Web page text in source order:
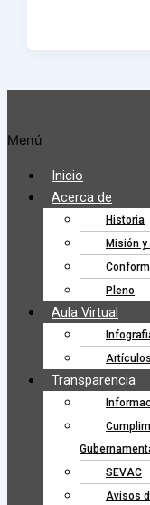
Menú
Inicio
Acerca de
Historia
Misión y
Pleno
Aula Virtual
Transparencia
SEVAC
Avisos